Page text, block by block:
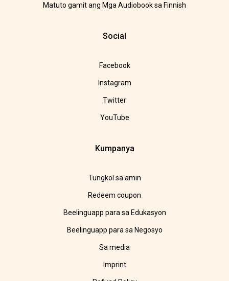
Matuto gamit ang Mga Audiobook sa Finnish
Social
Facebook
Instagram
Twitter
YouTube
Kumpanya
Tungkol sa amin
Redeem coupon
Beelinguapp para sa Edukasyon
Beelinguapp para sa Negosyo
Sa media
Imprint